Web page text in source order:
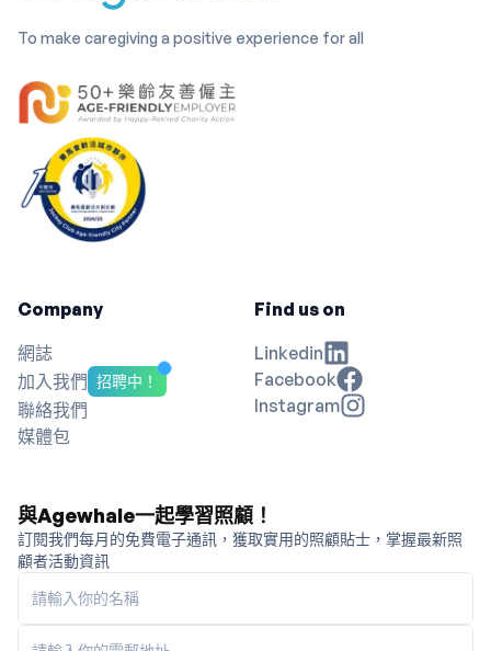
To make caregiving a positive experience for all
Company
網誌
加入我們 招聘中！
聯絡我們
媒體包
Find us on
Linkedin
Facebook
Instagram
與Agewhale一起學習照顧！
訂閱我們每月的免費電子通訊，獲取實用的照顧貼士，掌握最新照
顧者活動資訊
請輸入你的名稱
請輸入你的電郵地址